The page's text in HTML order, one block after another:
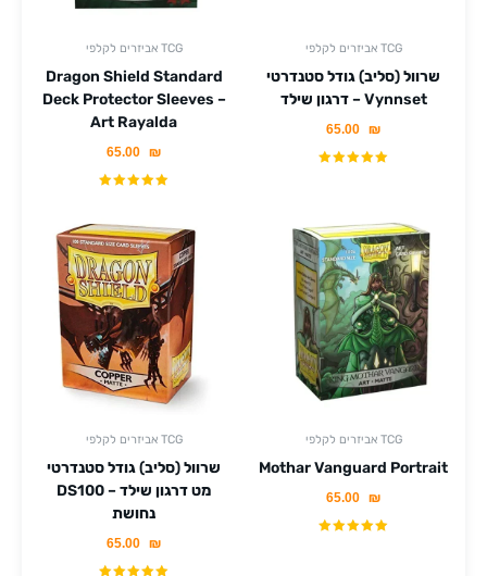
אביזרים לקלפי TCG
Dragon Shield Standard
Deck Protector Sleeves –
Art Rayalda
65.00 ₪
אביזרים לקלפי TCG
שרוול (סליב) גודל סטנדרטי
דרגון שילד – Vynnset
65.00 ₪
אביזרים לקלפי TCG
שרוול (סליב) גודל סטנדרטי
DS100 מט דרגון שילד –
נחושת
65.00 ₪
אביזרים לקלפי TCG
Mothar Vanguard Portrait
65.00 ₪